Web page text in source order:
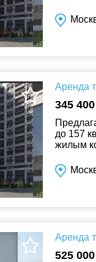
Аренда
345
до 157
жилым
Аренда
525